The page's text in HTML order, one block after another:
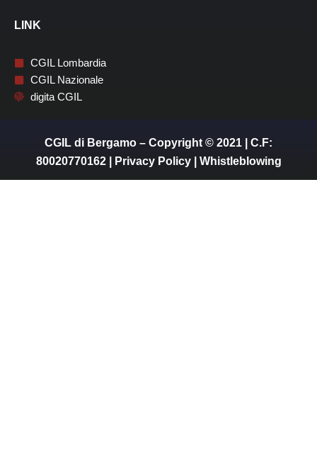
LINK
CGIL Lombardia
CGIL Nazionale
digita CGIL
CGIL di Bergamo – Copyright © 2021 | C.F:
80020770162 |
Privacy Policy| Whistleblowing